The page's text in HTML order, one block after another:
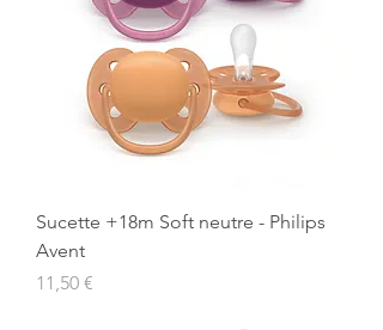
Sucette +18m Soft neutre - Philips
Avent
Prix
11,50 €